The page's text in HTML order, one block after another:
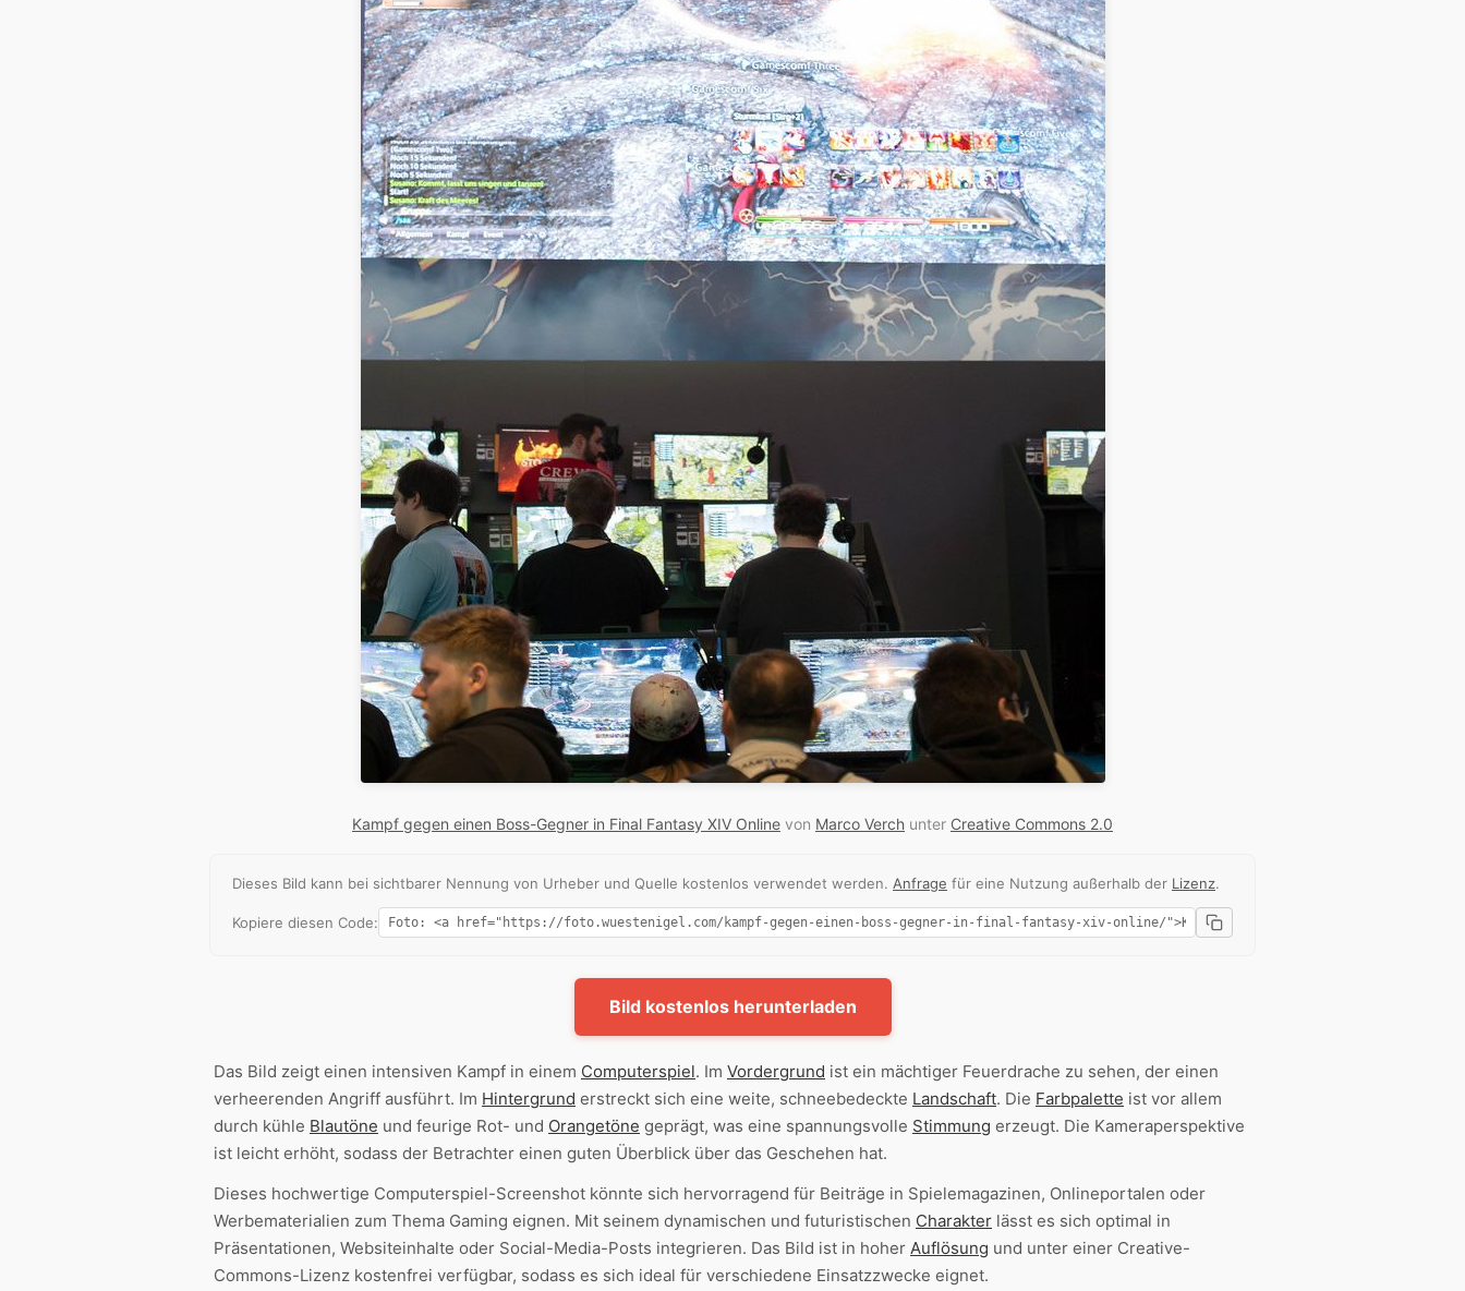
Kampf gegen einen Boss-Gegner in Final Fantasy XIV Online von Marco Verch unter Creative Commons 2.0
Dieses Bild kann bei sichtbarer Nennung von Urheber und Quelle kostenlos verwendet werden. Anfrage für eine Nutzung außerhalb der Lizenz.
Kopiere diesen Code:
Bild kostenlos herunterladen
Das Bild zeigt einen intensiven Kampf in einem Computerspiel. Im Vordergrund ist ein mächtiger Feuerdrache zu sehen, der einen
verheerenden Angriff ausführt. Im Hintergrund erstreckt sich eine weite, schneebedeckte Landschaft. Die Farbpalette ist vor allem
durch kühle Blautöne und feurige Rot- und Orangetöne geprägt, was eine spannungsvolle Stimmung erzeugt. Die Kameraperspektive
ist leicht erhöht, sodass der Betrachter einen guten Überblick über das Geschehen hat.
Dieses hochwertige Computerspiel-Screenshot könnte sich hervorragend für Beiträge in Spielemagazinen, Onlineportalen oder
Werbematerialien zum Thema Gaming eignen. Mit seinem dynamischen und futuristischen Charakter lässt es sich optimal in
Präsentationen, Websiteinhalte oder Social-Media-Posts integrieren. Das Bild ist in hoher Auflösung und unter einer Creative-
Commons-Lizenz kostenfrei verfügbar, sodass es sich ideal für verschiedene Einsatzzwecke eignet.